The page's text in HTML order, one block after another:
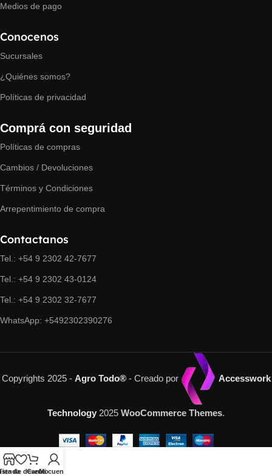
Medios de pago
Conocenos
Sucursales
¿Quiénes somos?
Políticas de privacidad
Comprá con seguridad
Políticas de compras
Cambios / Devoluciones
Términos y Condiciones
Arrepentimiento de compra
Contactanos
Tel.: +54 9 2302 42-7677
Tel.: +54 9 2302 43-0124
Tel.: +54 9 2302 32-7677
WhatsApp: +5492302390276
Copyrights 2025 - Agro Todo®- Creado por Accesswork
Technology 2025 WooCommerce Themes.
de deseos
CarritoMi cuenta